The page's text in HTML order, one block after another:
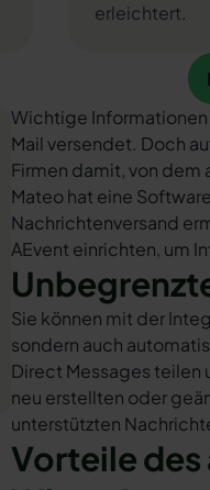
erleichtert.
Wichtige
Mail versendet. Doch
Firmen damit, von dem
Mateo hat eine
Nachrichtenversand
AEvent einrichten, um
Sie können mit der
sondern auch
Direct Messages teilen
neu erstellten oder
unterstützten
Vorteile